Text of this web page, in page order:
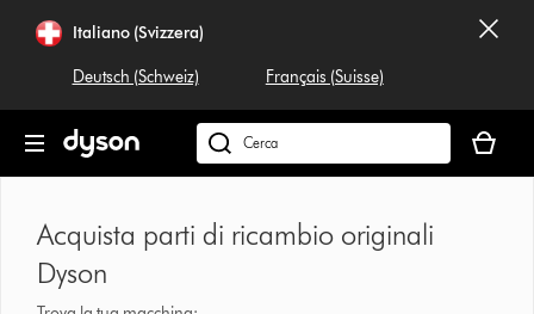
navigazioneItaliano (Svizzera)
Deutsch (Schweiz) Français (Suisse)
Cerca
su
carrello
è
Acquista parti di ricambio originali
Dyson